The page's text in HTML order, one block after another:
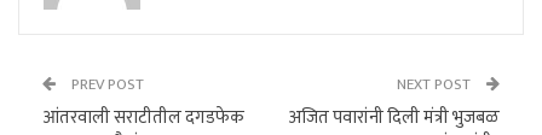
PREV POST
आंतरवाली सराटीतील दगडफेक
NEXT POST
अजित पवारांनी दिली मंत्री भुजबळ